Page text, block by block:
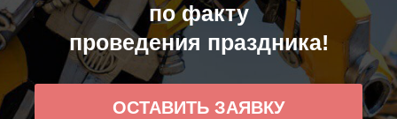
по факту
проведения праздника!
ОСТАВИТЬ ЗАЯВКУ